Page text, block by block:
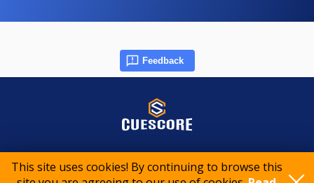
This site uses cookies! By continuing to browse this
Feedback
© 2015-2026 CueScore International